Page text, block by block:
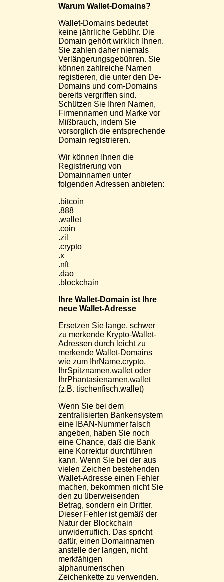
Warum Wallet-Domains?
Wallet-Domains bedeutet
keine jährliche Gebühr. Die
Domain gehört wirklich Ihnen.
Sie zahlen daher niemals
Verlängerungsgebühren. Sie
können zahlreiche Namen
registieren, die unter den De-
Domains und com-Domains
bereits vergriffen sind.
Schützen Sie Ihren Namen,
Firmennamen und Marke vor
Mißbrauch, indem Sie
vorsorglich die entsprechende
Domain registrieren.
Wir können Ihnen die
Registrierung von
Domainnamen unter
folgenden Adressen anbieten:
.bitcoin
.888
.wallet
.coin
.zil
.crypto
.x
.nft
.dao
.blockchain
Ihre Wallet-Domain ist Ihre
neue Wallet-Adresse
Ersetzen Sie lange, schwer
zu merkende Krypto-Wallet-
Adressen durch leicht zu
merkende Wallet-Domains
wie zum IhrName.crypto,
IhrSpitznamen.wallet oder
IhrPhantasienamen.wallet
(z.B. tischenfisch.wallet)
Wenn Sie bei dem
zentralisierten Bankensystem
eine IBAN-Nummer falsch
angeben, haben Sie noch
eine Chance, daß die Bank
eine Korrektur durchführen
kann. Wenn Sie bei der aus
vielen Zeichen bestehenden
Wallet-Adresse einen Fehler
machen, bekommen nicht Sie
den zu überweisenden
Betrag, sondern ein Dritter.
Dieser Fehler ist gemäß der
Natur der Blockchain
unwiderruflich. Das spricht
dafür, einen Domainnamen
anstelle der langen, nicht
merkfähigen
alphanumerischen
Zeichenkette zu verwenden.